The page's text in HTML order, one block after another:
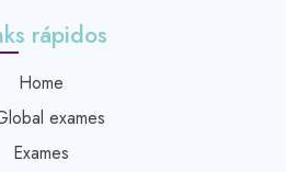
rápidos
Home
exames
Exames